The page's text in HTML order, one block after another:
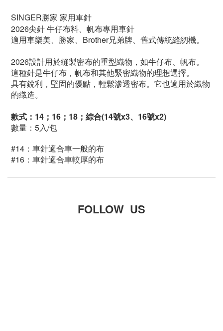
SINGER勝家 家用車針
2026尖針 牛仔布料、帆布專用車針
適用車樂美、勝家、Brother兄弟牌、舊式傳統縫紉機。
2026設計用於縫製密布的重型織物，如牛仔布、帆布。
這種針是牛仔布，帆布和其他緊密織物的理想選擇。
具有銳利，堅固的優點，輕鬆滲透密布。它也適用於織物
的織造。
款式：14；16；18；綜合(14號x3、16號x2)
數量 ：5入/包
#14 ： 車針適合車一般的布
#16 ： 車針適合車較厚的布
FOLLOW US